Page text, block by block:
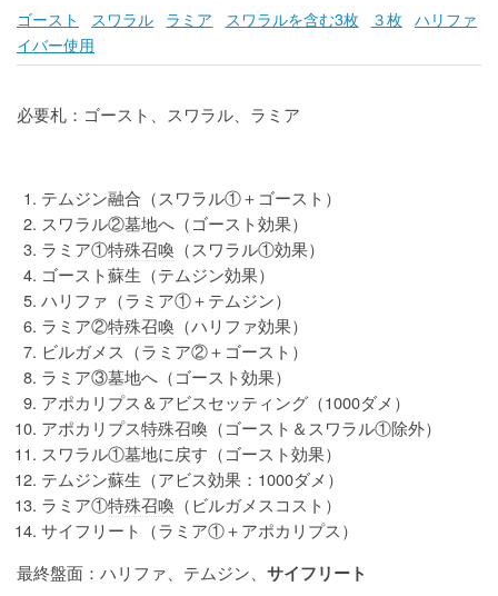
ゴースト スワラル ラミア スワラルを含む3枚 ３枚 ハリファ
イバー使用
必要札：ゴースト、スワラル、ラミア
テムジン融合（スワラル①＋ゴースト）
スワラル②墓地へ（ゴースト効果）
ラミア①特殊召喚 （スワラル①効果）
ゴースト蘇生（テムジン効果）
ハリファ（ラミア①＋テムジン）
ラミア②特殊召喚 （ハリファ効果）
ビルガメス（ラミア②＋ゴースト）
ラミア③墓地へ（ゴースト効果）
アポカリプス＆アビスセッティング（1000ダメ）
アポカリプス特殊召喚 （ゴースト＆スワラル①除外）
スワラル①墓地に戻す（ゴースト効果）
テムジン蘇生（アビス効果：1000ダメ）
ラミア①特殊召喚 （ビルガメスコスト）
サイフリート（ラミア①＋アポカリプス）
最終盤面：ハリファ、テムジン、 サイフリート